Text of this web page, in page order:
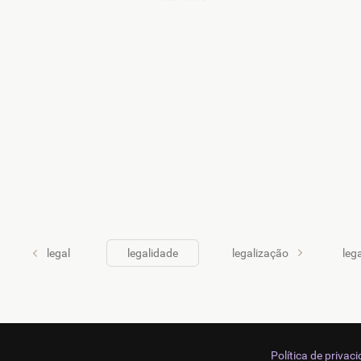
legal legalidade legalização
Política de